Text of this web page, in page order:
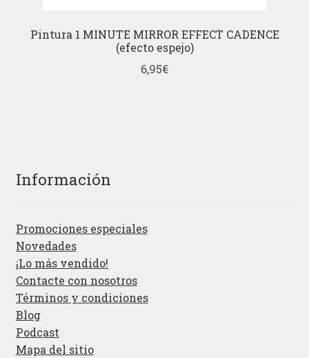
Pintura 1 MINUTE MIRROR EFFECT CADENCE
(efecto espejo)
6,95€
Información
Promociones especiales
Novedades
¡Lo más vendido!
Contacte con nosotros
Términos y condiciones
Blog
Podcast
Mapa del sitio